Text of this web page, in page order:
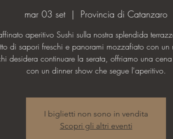
mar 03 set
  |
Provincia di Catanzaro
aperitivo Sushi sulla nostra splendida
di sapori freschi e panorami mozzafiato con un
desidera continuare la serata, offriamo una cena
con un dinner show che segue l'aperitivo.
I biglietti non sono in vendita
Scopri gli altri eventi